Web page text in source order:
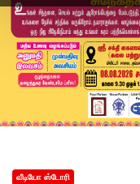
வீடியோ ஸ்டோரி